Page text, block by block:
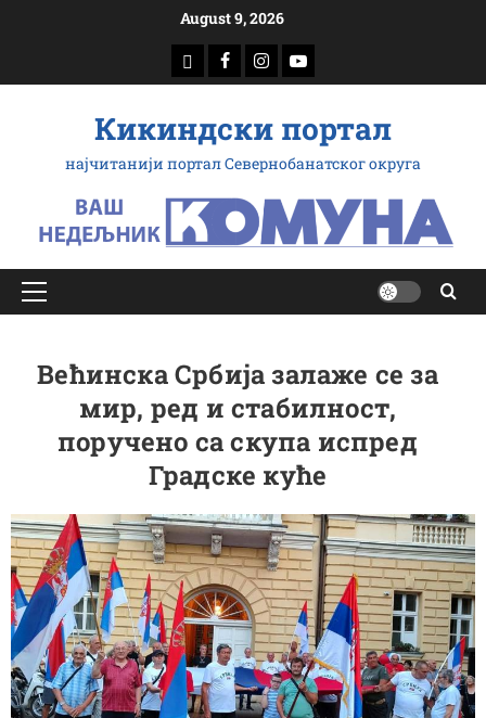
August 9, 2026
доwнлоад
Фацебоок
Инстаграм
Yоутубе
Кикиндски портал
најчитанији портал Севернобанатског округа
Примарy
Већинска Србија залаже се за
мир, ред и стабилност,
поручено са скупа испред
Градске куће